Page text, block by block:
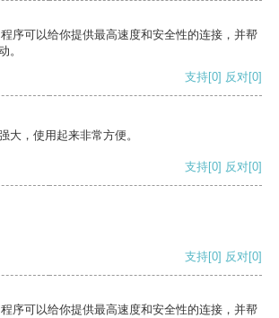
序可以给你提供最高速度和安全性的连接，并帮
。
支持[0] 反对[0]
大，使用起来非常方便。
支持[0] 反对[0]
支持[0] 反对[0]
序可以给你提供最高速度和安全性的连接，并帮